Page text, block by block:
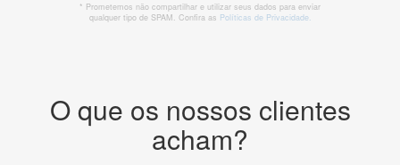
* Prometemos não compartilhar e utilizar seus dados para enviar
qualquer tipo de SPAM. Confira as Políticas de Privacidade.
O que os nossos clientes
acham?